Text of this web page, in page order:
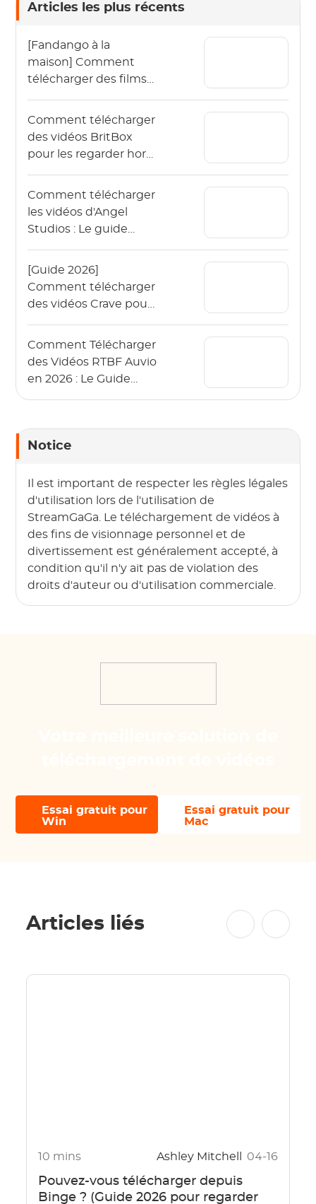
Articles les plus récents
[Fandango à la
maison] Comment
télécharger des films
Comment télécharger
des vidéos BritBox
pour les regarder hors
Comment télécharger
les vidéos d'Angel
Studios : Le guide
[Guide 2026]
Comment télécharger
des vidéos Crave pour
Comment Télécharger
des Vidéos RTBF Auvio
en 2026 : Le Guide
Notice
Il est important de respecter les règles légales
d'utilisation lors de l'utilisation de
StreamGaGa. Le téléchargement de vidéos à
des fins de visionnage personnel et de
divertissement est généralement accepté, à
condition qu'il n'y ait pas de violation des
droits d'auteur ou d'utilisation commerciale.
Essai gratuit pour
Win
Essai gratuit pour
Mac
Articles liés
10 mins Ashley Mitchell 04-16
Pouvez-vous télécharger depuis
Binge ? (Guide 2026 pour regarder